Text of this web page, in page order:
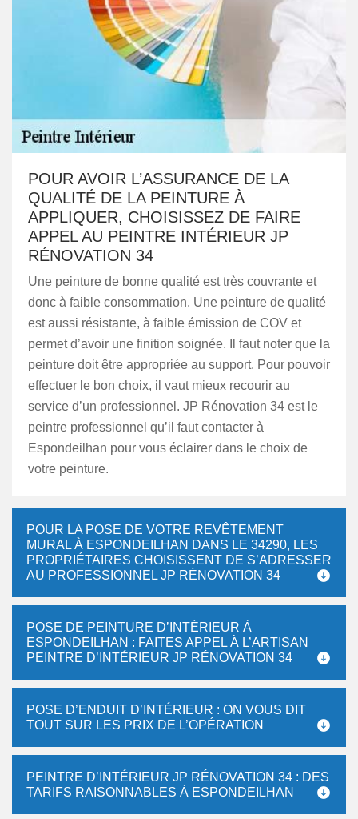
POUR AVOIR L’ASSURANCE DE LA
QUALITÉ DE LA PEINTURE À
APPLIQUER, CHOISISSEZ DE FAIRE
APPEL AU PEINTRE INTÉRIEUR JP
RÉNOVATION 34
Une peinture de bonne qualité est très couvrante et
donc à faible consommation. Une peinture de qualité
est aussi résistante, à faible émission de COV et
permet d’avoir une finition soignée. Il faut noter que la
peinture doit être appropriée au support. Pour pouvoir
effectuer le bon choix, il vaut mieux recourir au
service d’un professionnel. JP Rénovation 34 est le
peintre professionnel qu’il faut contacter à
Espondeilhan pour vous éclairer dans le choix de
votre peinture.
POUR LA POSE DE VOTRE REVÊTEMENT
MURAL À ESPONDEILHAN DANS LE 34290, LES
PROPRIÉTAIRES CHOISISSENT DE S’ADRESSER
AU PROFESSIONNEL JP RÉNOVATION 34
POSE DE PEINTURE D’INTÉRIEUR À
ESPONDEILHAN : FAITES APPEL À L’ARTISAN
PEINTRE D’INTÉRIEUR JP RÉNOVATION 34
POSE D’ENDUIT D’INTÉRIEUR : ON VOUS DIT
TOUT SUR LES PRIX DE L’OPÉRATION
PEINTRE D’INTÉRIEUR JP RÉNOVATION 34 : DES
TARIFS RAISONNABLES À ESPONDEILHAN